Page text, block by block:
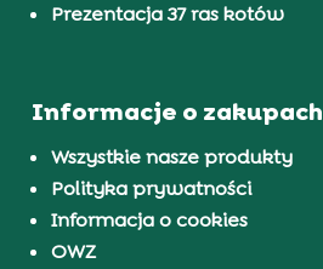
Prezentacja 37 ras kotów
Informacje o zakupach
Wszystkie nasze produkty
Polityka prywatności
Informacja o cookies
OWZ